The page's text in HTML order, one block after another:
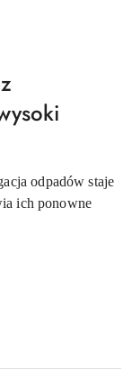
odpadów staje
ich ponowne